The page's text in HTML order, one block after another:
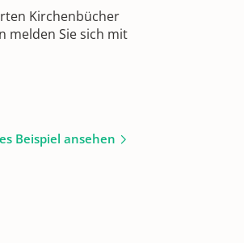
Kirchenbücher
melden Sie sich mit
Beispiel ansehen